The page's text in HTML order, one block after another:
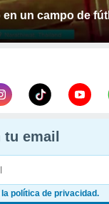
un campo de
email
política de privacidad.